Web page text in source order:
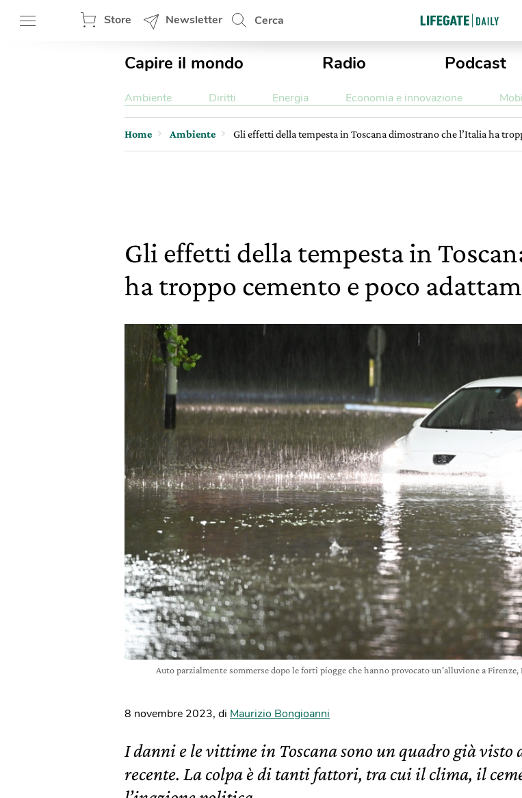
Store Newsletter Cerca
Capire il mondo Radio Podcast
Ambiente Diritti Energia Economia e innovazione
Home Ambiente Gli effetti della tempesta in Toscana dimostrano che l’Italia ha
Gli effetti della tempesta in
ha troppo cemento e poco
Auto parzialmente sommerse dopo le forti piogge che hanno provocato un'alluvione a
8 novembre 2023, di Maurizio Bongioanni
I danni e le vittime in Toscana sono un quadro già visto
recente. La colpa è di tanti fattori, tra cui il clima, il